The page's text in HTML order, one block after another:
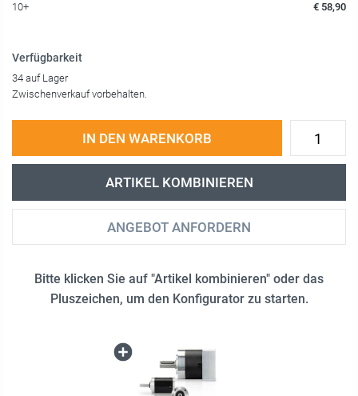
10+ € 58,90
Verfügbarkeit
34 auf Lager
Zwischenverkauf vorbehalten.
IN DEN WARENKORB
ARTIKEL KOMBINIEREN
ANGEBOT ANFORDERN
Bitte klicken Sie auf "Artikel kombinieren" oder das
Pluszeichen, um den Konfigurator zu starten.